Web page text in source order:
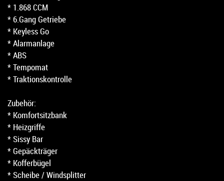
* 1.868 CCM
* 6.Gang Getriebe
* Keyless Go
* Alarmanlage
* ABS
* Tempomat
* Traktionskontrolle
Zubehör:
* Komfortsitzbank
* Heizgriffe
* Sissy Bar
* Gepäckträger
* Kofferbügel
* Scheibe / Windsplitter